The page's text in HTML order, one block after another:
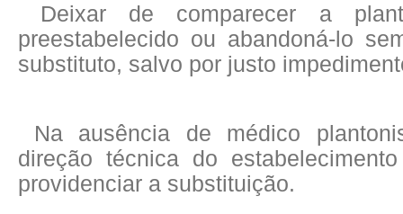
Deixar de comparecer a
preestabelecido ou abandoná-lo
substituto, salvo por justo
Na ausência de médico
direção técnica do
providenciar a substituição.